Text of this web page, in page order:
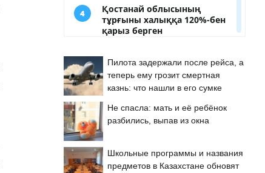
Пилота задержали после рейса, а
теперь ему грозит смертная
казнь: что нашли в его сумке
Не спасла: мать и её ребёнок
разбились, выпав из окна
Школьные программы и названия
предметов в Казахстане обновят